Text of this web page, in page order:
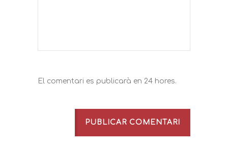
El comentari es publicarà en 24 hores.
PUBLICAR COMENTARI